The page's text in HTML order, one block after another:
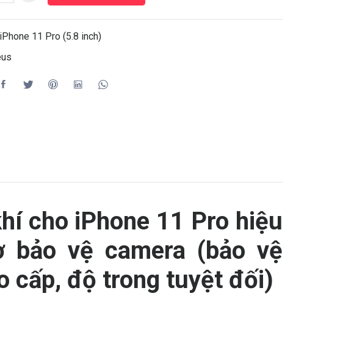
iPhone 11 Pro (5.8 inch)
cho iPhone 11 Pro hiệu
bảo vệ camera (bảo vệ
cấp, độ trong tuyệt đối)